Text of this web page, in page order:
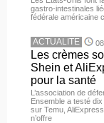
gastro-intestinales
fédérale américaine
ACTUALITE
Les crèmes
Shein et
pour la santé
L’association de
Ensemble a testé
sur Temu,
n’offre